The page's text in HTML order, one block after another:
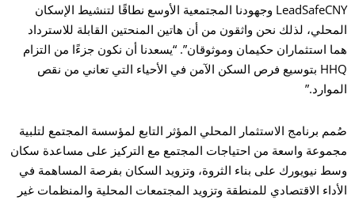
LeadSafeCNY وجهودنا المجتمعية الأوسع نطاقًا لتنشيط الإسكان
المحلي، لذلك نحن واثقون من أن هاتين المنحتين القابلة للاسترداد
هما استثماران حكيمان وموثوقان”. “يسعدنا أن نكون جزءًا من التزام
HHQ بتوسيع فرص السكن الآمن في الأحياء التي تعاني من نقص
الموارد.”
صُمم برنامج الاستثمار المحلي المؤثر التابع لمؤسسة المجتمع لتلبية
مجموعة واسعة من احتياجات المجتمع مع التركيز على مساعدة سكان
وسط نيويورك على بناء الثروة، وتزويد السكان بفرصة المساهمة في
الأداء الاقتصادي للمنطقة وتزويد المجتمعات المحلية والمنظمات غير